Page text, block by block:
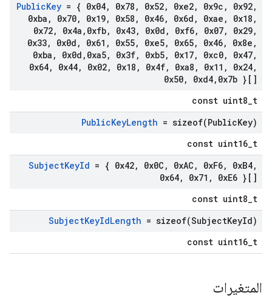
PublicKey = { 0x04, 0x78 , 0x52, 0xe2, 0x9c , 0x92,
0xba , 0x70, 0x19, 0x58 , 0x46, 0x6d , 0xae , 0x18 ,
0x72, 0x4a , 0xfb, 0x43, 0x0d , 0xf6, 0x07, 0x29,
0x33, 0x0d , 0x61 , 0x55, 0xe5, 0x65, 0x46, 0x8e ,
0xba , 0x0d , 0xa5, 0x3f, 0xb5, 0x17, 0xc0, 0x47,
0x64, 0x44, 0x02, 0x18 , 0x4f, 0xa8 , 0x11 , 0x24,
0x50, 0xd4, 0x7b }[]
const uint8_t
PublicKeyLength = sizeof(PublicKey)
const uint16_t
SubjectKeyId = { 0x42, 0x0C , 0xAC , 0xF6, 0xB4,
0x64, 0x71 , 0xE6 }[]
const uint8_t
SubjectKeyIdLength = sizeof(SubjectKeyId)
const uint16_t
المتغيرات